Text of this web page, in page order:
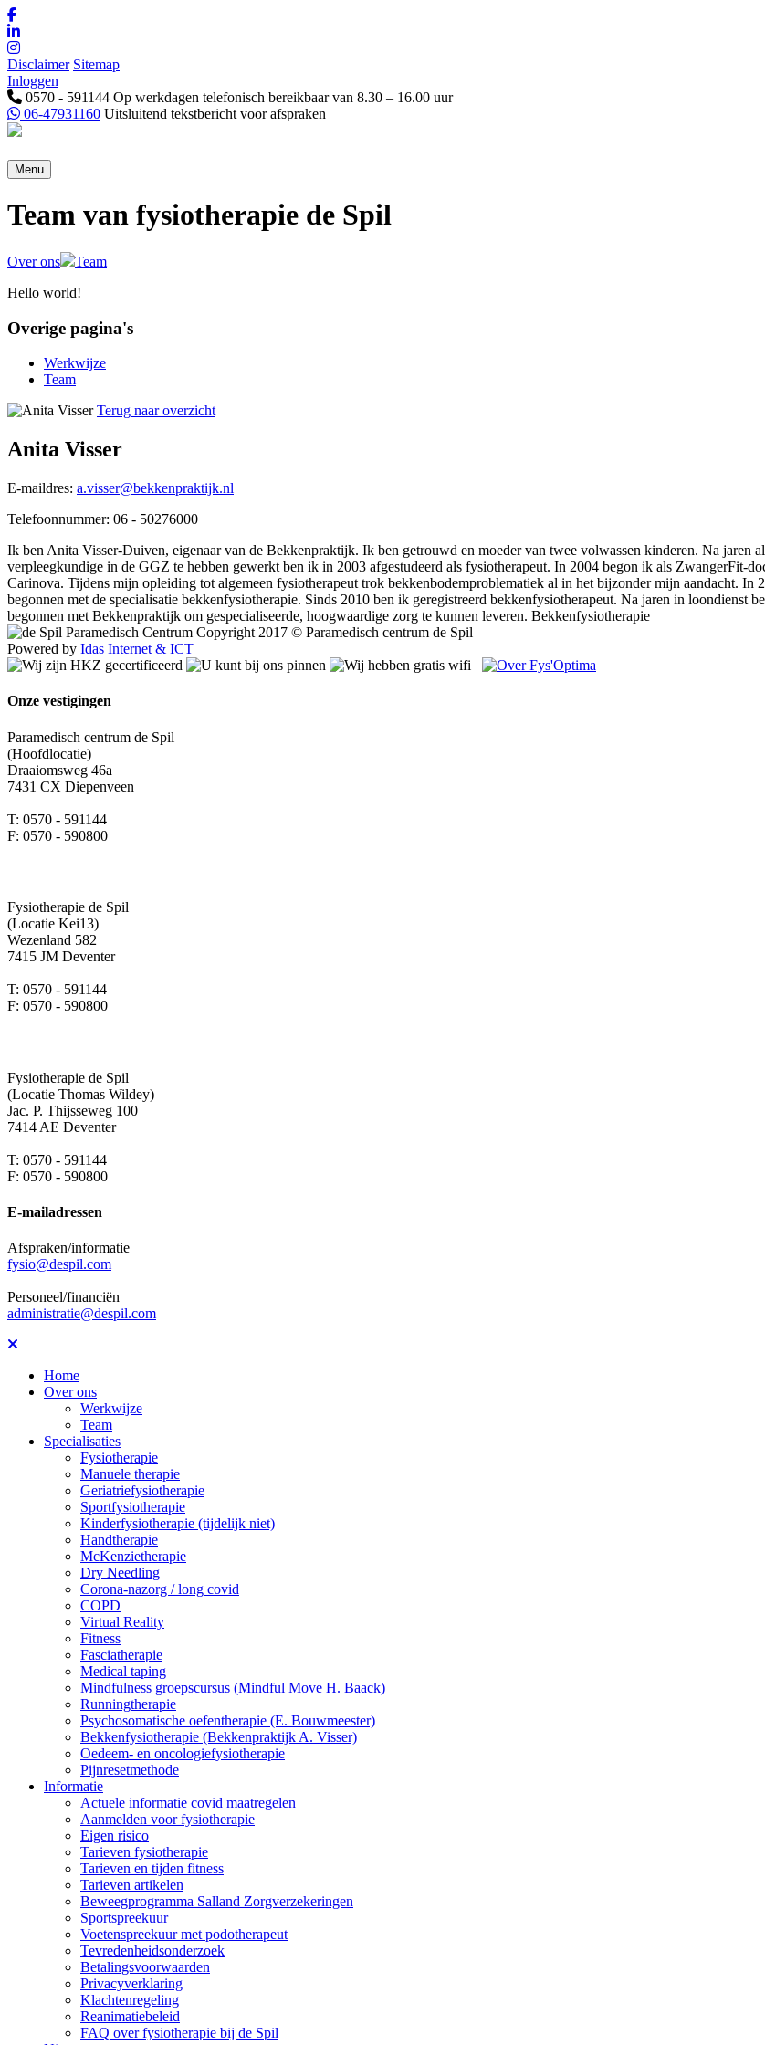
Disclaimer Sitemap
Inloggen
0570 - 591144 Op werkdagen telefonisch bereikbaar van 8.30 – 16.00 uur
06-47931160 Uitsluitend tekstbericht voor afspraken
Menu
Team van fysiotherapie de Spil
Over ons
Team
Hello world!
Overige pagina's
Werkwijze
Team
Terug naar overzicht
Anita Visser
E-maildres: a.visser@bekkenpraktijk.nl
Telefoonnummer: 06 - 50276000
Ik ben Anita Visser-Duiven, eigenaar van de Bekkenpraktijk. Ik ben getrouwd en moeder van twee volwassen kinderen. Na jaren
verpleegkundige in de GGZ te hebben gewerkt ben ik in 2003 afgestudeerd als fysiotherapeut. In 2004 begon ik als ZwangerFit-
Carinova. Tijdens mijn opleiding tot algemeen fysiotherapeut trok bekkenbodemproblematiek al in het bijzonder mijn aandacht. In
begonnen met de specialisatie bekkenfysiotherapie. Sinds 2010 ben ik geregistreerd bekkenfysiotherapeut. Na jaren in loondienst
begonnen met Bekkenpraktijk om gespecialiseerde, hoogwaardige zorg te kunnen leveren. Bekkenfysiotherapie
Copyright 2017 © Paramedisch centrum de Spil
Powered by Idas Internet & ICT
Onze vestigingen
Paramedisch centrum de Spil
(Hoofdlocatie)
Draaiomsweg 46a
7431 CX Diepenveen
T: 0570 - 591144
F: 0570 - 590800
Fysiotherapie de Spil
(Locatie Kei13)
Wezenland 582
7415 JM Deventer
T: 0570 - 591144
F: 0570 - 590800
Fysiotherapie de Spil
(Locatie Thomas Wildey)
Jac. P. Thijsseweg 100
7414 AE Deventer
T: 0570 - 591144
F: 0570 - 590800
E-mailadressen
Afspraken/informatie
fysio@despil.com
Personeel/financiën
administratie@despil.com
Home
Over ons
Werkwijze
Team
Specialisaties
Fysiotherapie
Manuele therapie
Geriatriefysiotherapie
Sportfysiotherapie
Kinderfysiotherapie (tijdelijk niet)
Handtherapie
McKenzietherapie
Dry Needling
Corona-nazorg / long covid
COPD
Virtual Reality
Fitness
Fasciatherapie
Medical taping
Mindfulness groepscursus (Mindful Move H. Baack)
Runningtherapie
Psychosomatische oefentherapie (E. Bouwmeester)
Bekkenfysiotherapie (Bekkenpraktijk A. Visser)
Oedeem- en oncologiefysiotherapie
Pijnresetmethode
Informatie
Actuele informatie covid maatregelen
Aanmelden voor fysiotherapie
Eigen risico
Tarieven fysiotherapie
Tarieven en tijden fitness
Tarieven artikelen
Beweegprogramma Salland Zorgverzekeringen
Sportspreekuur
Voetenspreekuur met podotherapeut
Tevredenheidsonderzoek
Betalingsvoorwaarden
Privacyverklaring
Klachtenregeling
Reanimatiebeleid
FAQ over fysiotherapie bij de Spil